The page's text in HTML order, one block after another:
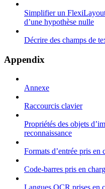
Simplifier un
d’une hypothèse nulle
Décrire des champs de
Appendix
Annexe
Raccourcis clavier
Propriétés des objets
reconnaissance
Formats d’entrée pris en
Code-barres pris en